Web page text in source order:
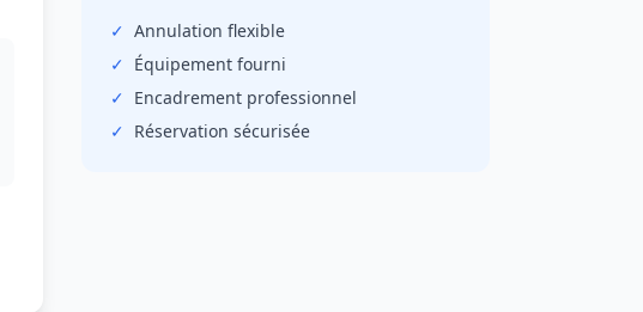
✓ Annulation flexible
✓ Équipement fourni
✓ Encadrement professionnel
✓ Réservation sécurisée